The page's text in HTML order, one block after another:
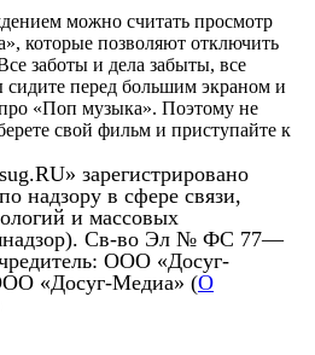
можно считать просмотр
которые позволяют отключить
заботы и дела забыты, все
сидите перед большим экраном и
«Поп музыка». Поэтому не
свой фильм и приступайте к
зарегистрировано
надзору в сфере связи,
и массовых
Св-во Эл № ФС 77—
ООО «Досуг-
«Досуг-Медиа» (О